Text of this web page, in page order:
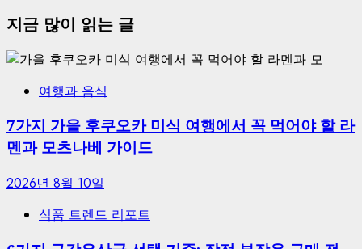
지금 많이 읽는 글
여행과 음식
7가지 가을 후쿠오카 미식 여행에서 꼭 먹어야 할 라
멘과 모츠나베 가이드
2026년 8월 10일
식품 트렌드 리포트